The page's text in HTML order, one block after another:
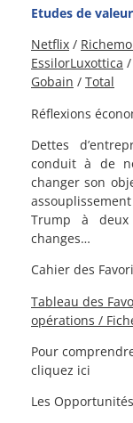
Etudes de
Netflix /
EssilorLuxottica /
Gobain / Total
Réflexions
Dettes
conduit à de
changer son
Trump à
changes…
Cahier des
Tableau des
opérations /
Pour
cliquez ici
Les Opportunités